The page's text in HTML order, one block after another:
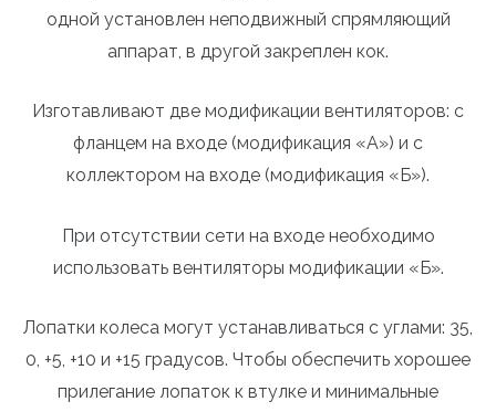
одной установлен неподвижный спрямляющий
аппарат, в другой закреплен кок.
Изготавливают две модификации вентиляторов: с
фланцем на входе (модификация «А») и с
коллектором на входе (модификация «Б»).
При отсутствии сети на входе необходимо
использовать вентиляторы модификации «Б».
Лопатки колеса могут устанавливаться с углами: 35,
0, +5, +10 и +15 градусов. Чтобы обеспечить хорошее
прилегание лопаток к втулке и минимальные